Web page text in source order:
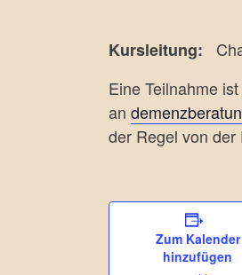
Kursleitung:
Eine Teilnahme
an
der Regel von
Zum Kalender
hinzufügen